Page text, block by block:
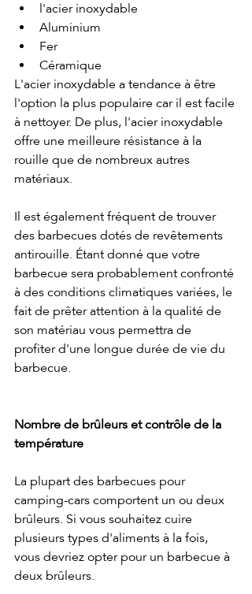
l'acier inoxydable
Aluminium
Fer
Céramique
L'acier inoxydable a tendance à être
l'option la plus populaire car il est facile
à nettoyer. De plus, l'acier inoxydable
offre une meilleure résistance à la
rouille que de nombreux autres
matériaux.
Il est également fréquent de trouver
des barbecues dotés de revêtements
antirouille. Étant donné que votre
barbecue sera probablement confronté
à des conditions climatiques variées, le
fait de prêter attention à la qualité de
son matériau vous permettra de
profiter d'une longue durée de vie du
barbecue.
Nombre de brûleurs et contrôle de la
température
La plupart des barbecues pour
camping-cars comportent un ou deux
brûleurs. Si vous souhaitez cuire
plusieurs types d'aliments à la fois,
vous devriez opter pour un barbecue à
deux brûleurs.